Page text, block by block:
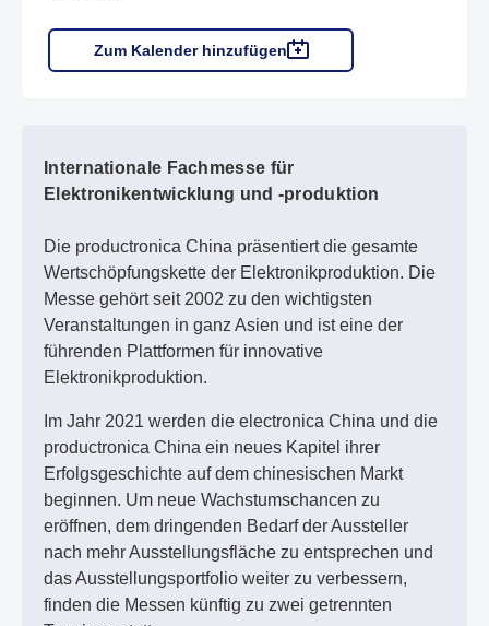
Zum Kalender hinzufügen
Internationale Fachmesse für
Elektronikentwicklung und -produktion
Die productronica China präsentiert die gesamte
Wertschöpfungskette der Elektronikproduktion. Die
Messe gehört seit 2002 zu den wichtigsten
Veranstaltungen in ganz Asien und ist eine der
führenden Plattformen für innovative
Elektronikproduktion.
Im Jahr 2021 werden die electronica China und die
productronica China ein neues Kapitel ihrer
Erfolgsgeschichte auf dem chinesischen Markt
beginnen. Um neue Wachstumschancen zu
eröffnen, dem dringenden Bedarf der Aussteller
nach mehr Ausstellungsfläche zu entsprechen und
das Ausstellungsportfolio weiter zu verbessern,
finden die Messen künftig zu zwei getrennten